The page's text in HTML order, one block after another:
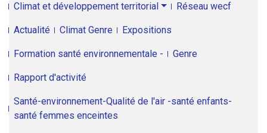
Climat et développement territorial Réseau wecf
Actualité Climat Genre Expositions
Formation santé environnementale - Genre
Rapport d'activité
Santé-environnement-Qualité de l'air -santé enfants-
santé femmes enceintes